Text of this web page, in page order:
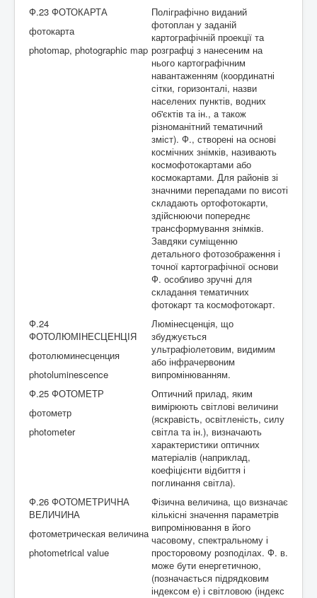
Ф.23 ФОТОКАРТА
фотокарта
photomap, photographic map
Поліграфічно виданий
фотоплан у заданій
картографічній проекції та
розграфці з нанесеним на
нього картографічним
навантаженням (координатні
сітки, горизонталі, назви
населених пунктів, водних
об'єктів та ін., a також
різноманітний тематичний
зміст). Ф., створені на основі
космічних знімків, називають
космофотокартами або
космокартами. Для районів зі
значними перепадами по висоті
складають ортофотокарти,
здійснюючи попереднє
трансформування знімків.
Завдяки суміщенню
детального фотозображення і
точної картографічної основи
Ф. особливо зручні для
складання тематичних
фотокарт та космофотокарт.
Ф.24
ФОТОЛЮМІНЕСЦЕНЦІЯ
фотолюминесценция
photoluminescence
Люмінесценція, що
збуджується
ультрафіолетовим, видимим
або інфрачервоним
випромінюванням.
Ф.25 ФОТОМЕТР
фотометр
photometer
Оптичний прилад, яким
вимірюють світлові величини
(яскравість, освітленість, силу
світла та ін.), визначають
характеристики оптичних
матеріалів (наприклад,
коефіцієнти відбиття і
поглинання світла).
Ф.26 ФОТОМЕТРИЧНА
ВЕЛИЧИНА
фотометрическая величина
photometrical value
Фізична величина, що визначає
кількісні значення параметрів
випромінювання в його
часовому, спектральному і
просторовому розподілах. Ф. в.
може бути енергетичною,
(позначається підрядковим
індексом е) і світловою (індекс